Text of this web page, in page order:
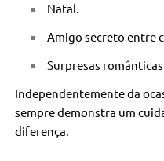
Natal.
Amigo secreto entre
Surpresas
Independentemente da
sempre demonstra um
diferença.